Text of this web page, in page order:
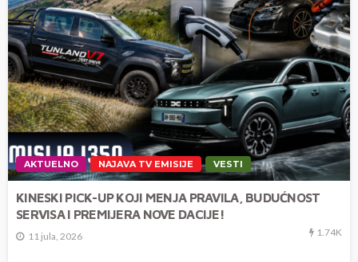
AKTUELNO NAJAVA TV EMISIJE VESTI
KINESKI PICK-UP KOJI MENJA PRAVILA, BUDUĆNOST
SERVISA I PREMIJERA NOVE DACIJE!
11 jula, 2026 1.74K